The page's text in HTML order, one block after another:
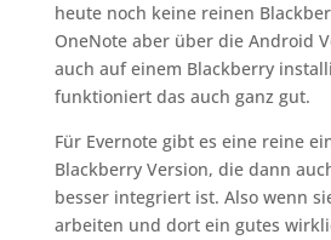
heute noch keine reinen
OneNote aber über die Android
auch auf einem Blackberry
funktioniert das auch ganz gut.
Für Evernote gibt es eine reine
Blackberry Version, die dann
besser integriert ist. Also wenn
arbeiten und dort ein gutes